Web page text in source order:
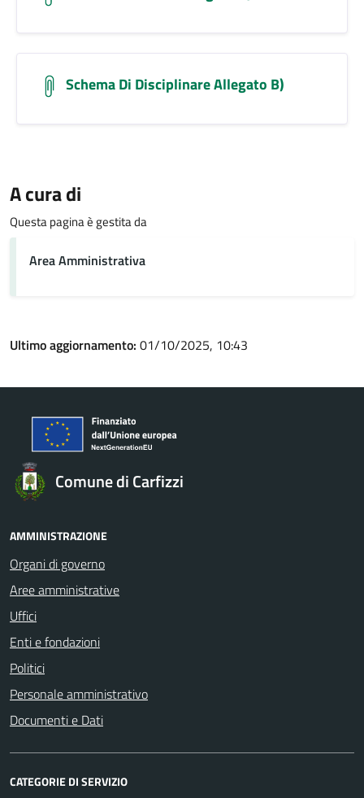
Schema Di Disciplinare Allegato B)
A cura di
Questa pagina è gestita da
Area Amministrativa
Ultimo aggiornamento: 01/10/2025, 10:43
Comune di Carfizzi
AMMINISTRAZIONE
Organi di governo
Aree amministrative
Uffici
Enti e fondazioni
Politici
Personale amministrativo
Documenti e Dati
CATEGORIE DI SERVIZIO